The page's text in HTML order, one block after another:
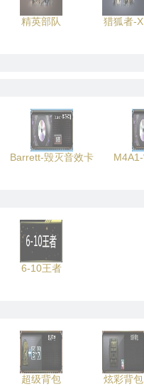
精英部队 猎狐者-X
Barrett-毁灭音效卡
6-10王者
超级背包 炫彩背包